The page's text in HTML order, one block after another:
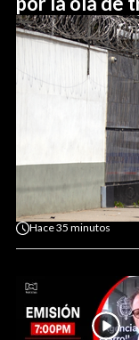
Hace35 minutos